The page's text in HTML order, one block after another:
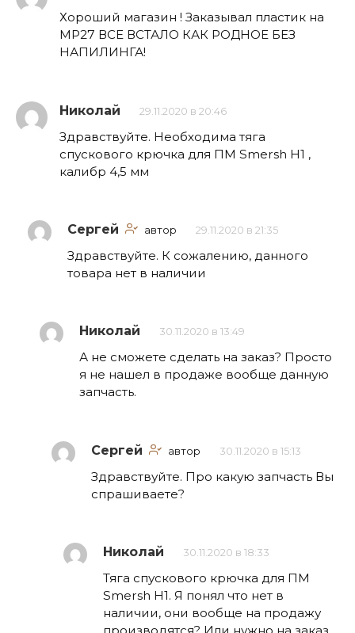
Хороший магазин ! Заказывал пластик на
МР27 ВСЕ ВСТАЛО КАК РОДНОЕ БЕЗ
НАПИЛИНГА!
Николай 29.11.2020 в 20:46
Здравствуйте. Необходима тяга
спускового крючка для ПМ Smersh H1 ,
калибр 4,5 мм
Сергей автор 29.11.2020 в 21:35
Здравствуйте. К сожалению, данного
товара нет в наличии
Николай 30.11.2020 в 13:49
А не сможете сделать на заказ? Просто
я не нашел в продаже вообще данную
запчасть.
Сергей автор 30.11.2020 в 15:13
Здравствуйте. Про какую запчасть Вы
спрашиваете?
Николай 30.11.2020 в 18:33
Тяга спускового крючка для ПМ
Smersh H1. Я понял что нет в
наличии, они вообще на продажу